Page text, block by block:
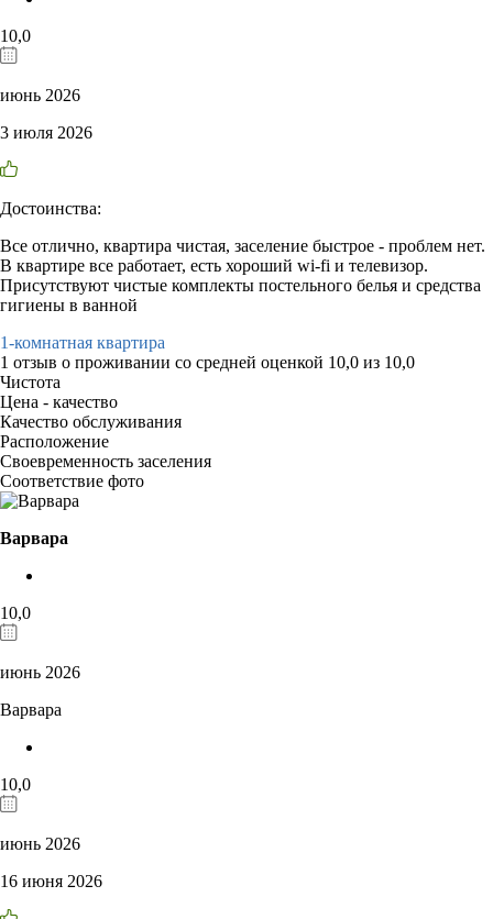
10,0
июнь 2026
3 июля 2026
Достоинства:
Все отлично, квартира чистая, заселение быстрое - проблем нет.
В квартире все работает, есть хороший wi-fi и телевизор.
Присутствуют чистые комплекты постельного белья и средства
гигиены в ванной
1-комнатная квартира
1 отзыв о проживании со средней оценкой 10,0 из 10,0
Чистота
Цена - качество
Качество обслуживания
Расположение
Своевременность заселения
Соответствие фото
Варвара
10,0
июнь 2026
Варвара
10,0
июнь 2026
16 июня 2026